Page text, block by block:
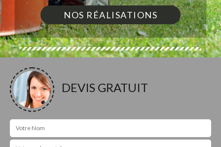
NOS RÉALISATIONS
DEVIS GRATUIT